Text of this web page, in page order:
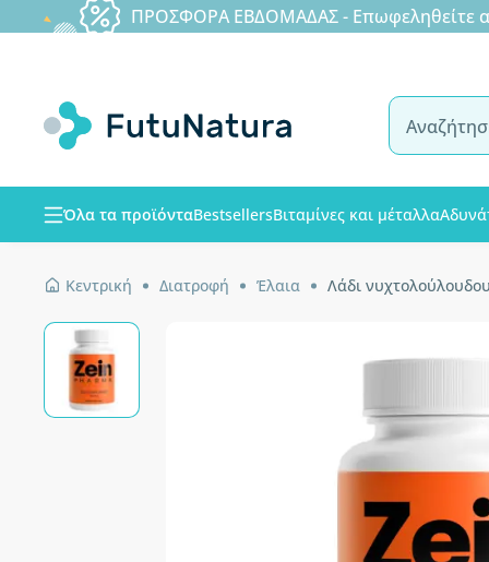
ΠΡΟΣΦΟΡΑ ΕΒΔΟΜΑΔΑΣ - Επωφεληθείτε
Όλα τα προϊόνταBestsellersΒιταμίνες και μέταλλα
Κεντρική Διατροφή Έλαια Λάδι